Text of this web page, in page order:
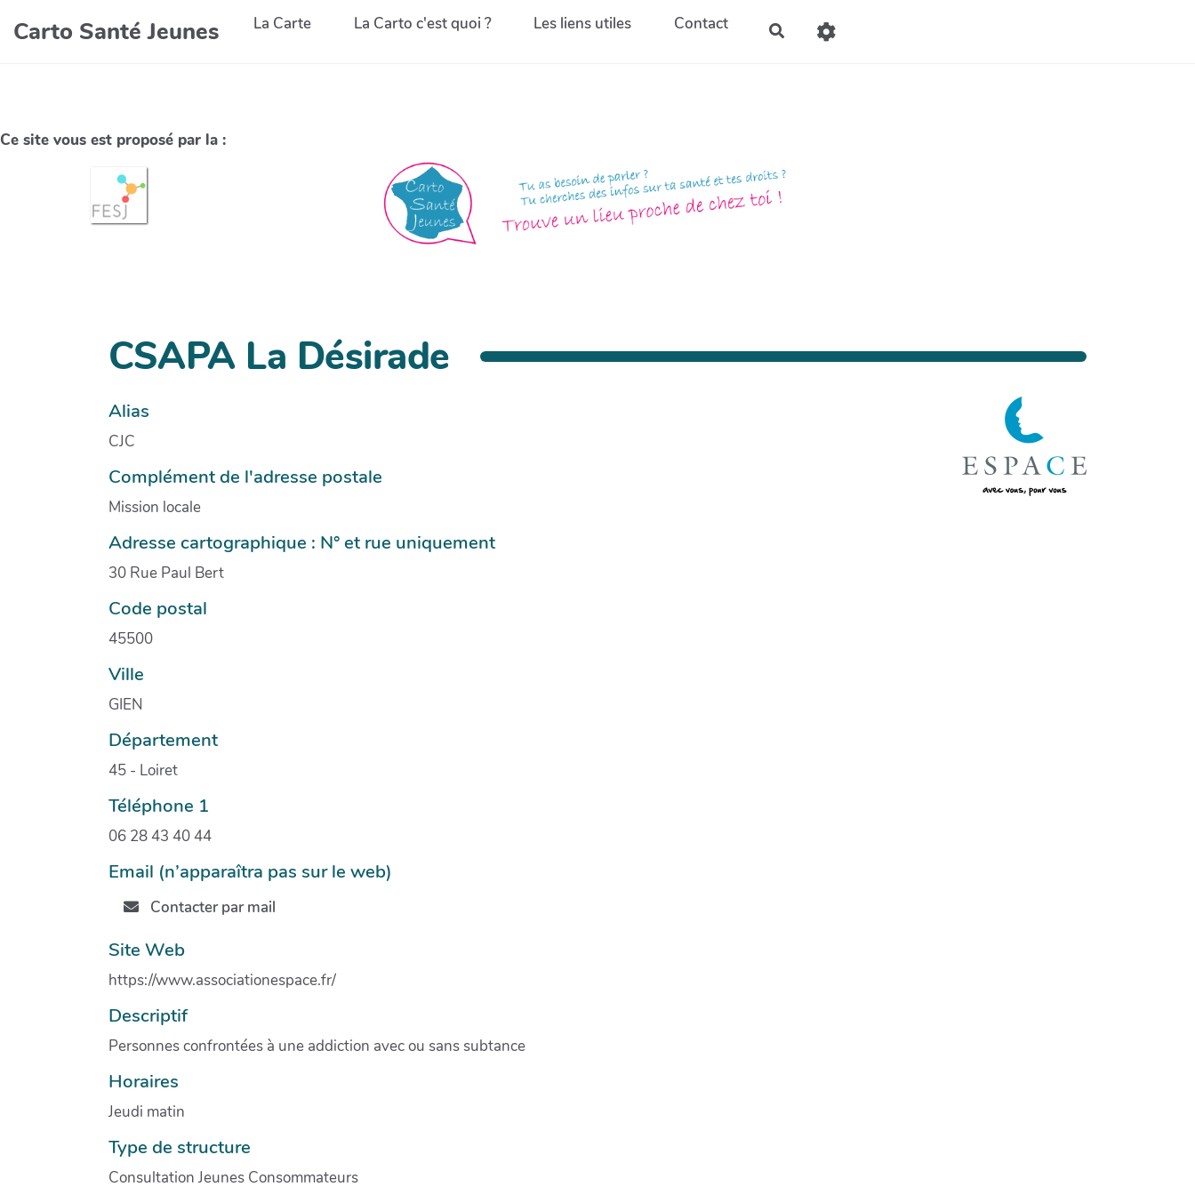
Carto Santé Jeunes La Carte La Carto c'est quoi ? Les liens utiles Contact
Ce site vous est proposé par la :
CSAPA La Désirade
Alias
CJC
Complément de l'adresse postale
Mission locale
Adresse cartographique : N° et rue uniquement
30 Rue Paul Bert
Code postal
45500
Ville
GIEN
Département
45 - Loiret
Téléphone 1
06 28 43 40 44
Email (n’apparaîtra pas sur le web)
Contacter par mail
Site Web
https://www.associationespace.fr/
Descriptif
Personnes confrontées à une addiction avec ou sans subtance
Horaires
Jeudi matin
Type de structure
Consultation Jeunes Consommateurs